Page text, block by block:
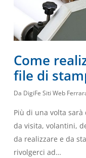
Come
file di
Da DigiFe Siti Web
Più di una volta
da visita, volantini,
da realizzare e da
rivolgerci ad…